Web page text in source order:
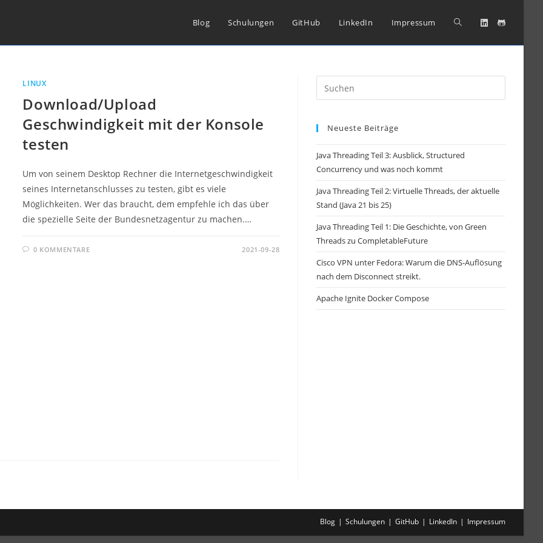
Blog Schulungen GitHub LinkedIn Impressum Website-
LINUX
Download/Upload
Geschwindigkeit mit der Konsole
testen
Um von seinem Desktop Rechner die Internetgeschwindigkeit
seines Internetanschlusses zu testen, gibt es viele
Möglichkeiten. Wer das braucht, dem empfehle ich das über
die spezielle Seite der Bundesnetzagentur zu machen.…
0 KOMMENTARE 2021-09-28
Escape
Neueste Beiträge
Java Threading Teil 3: Ausblick, Structured
Concurrency und was noch kommt
Java Threading Teil 2: Virtuelle Threads, der aktuelle
Stand (Java 21 bis 25)
Java Threading Teil 1: Die Geschichte, von Green
Threads zu CompletableFuture
Cisco VPN unter Fedora: Warum die DNS-Auflösung
nach dem Disconnect streikt.
Apache Ignite Docker Compose
Blog Schulungen GitHub LinkedIn Impressum